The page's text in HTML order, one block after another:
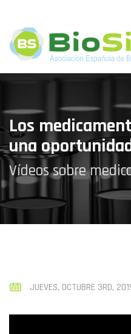
Los
una
Vídeos sobre
JUEVES, OCTUBRE 3RD,